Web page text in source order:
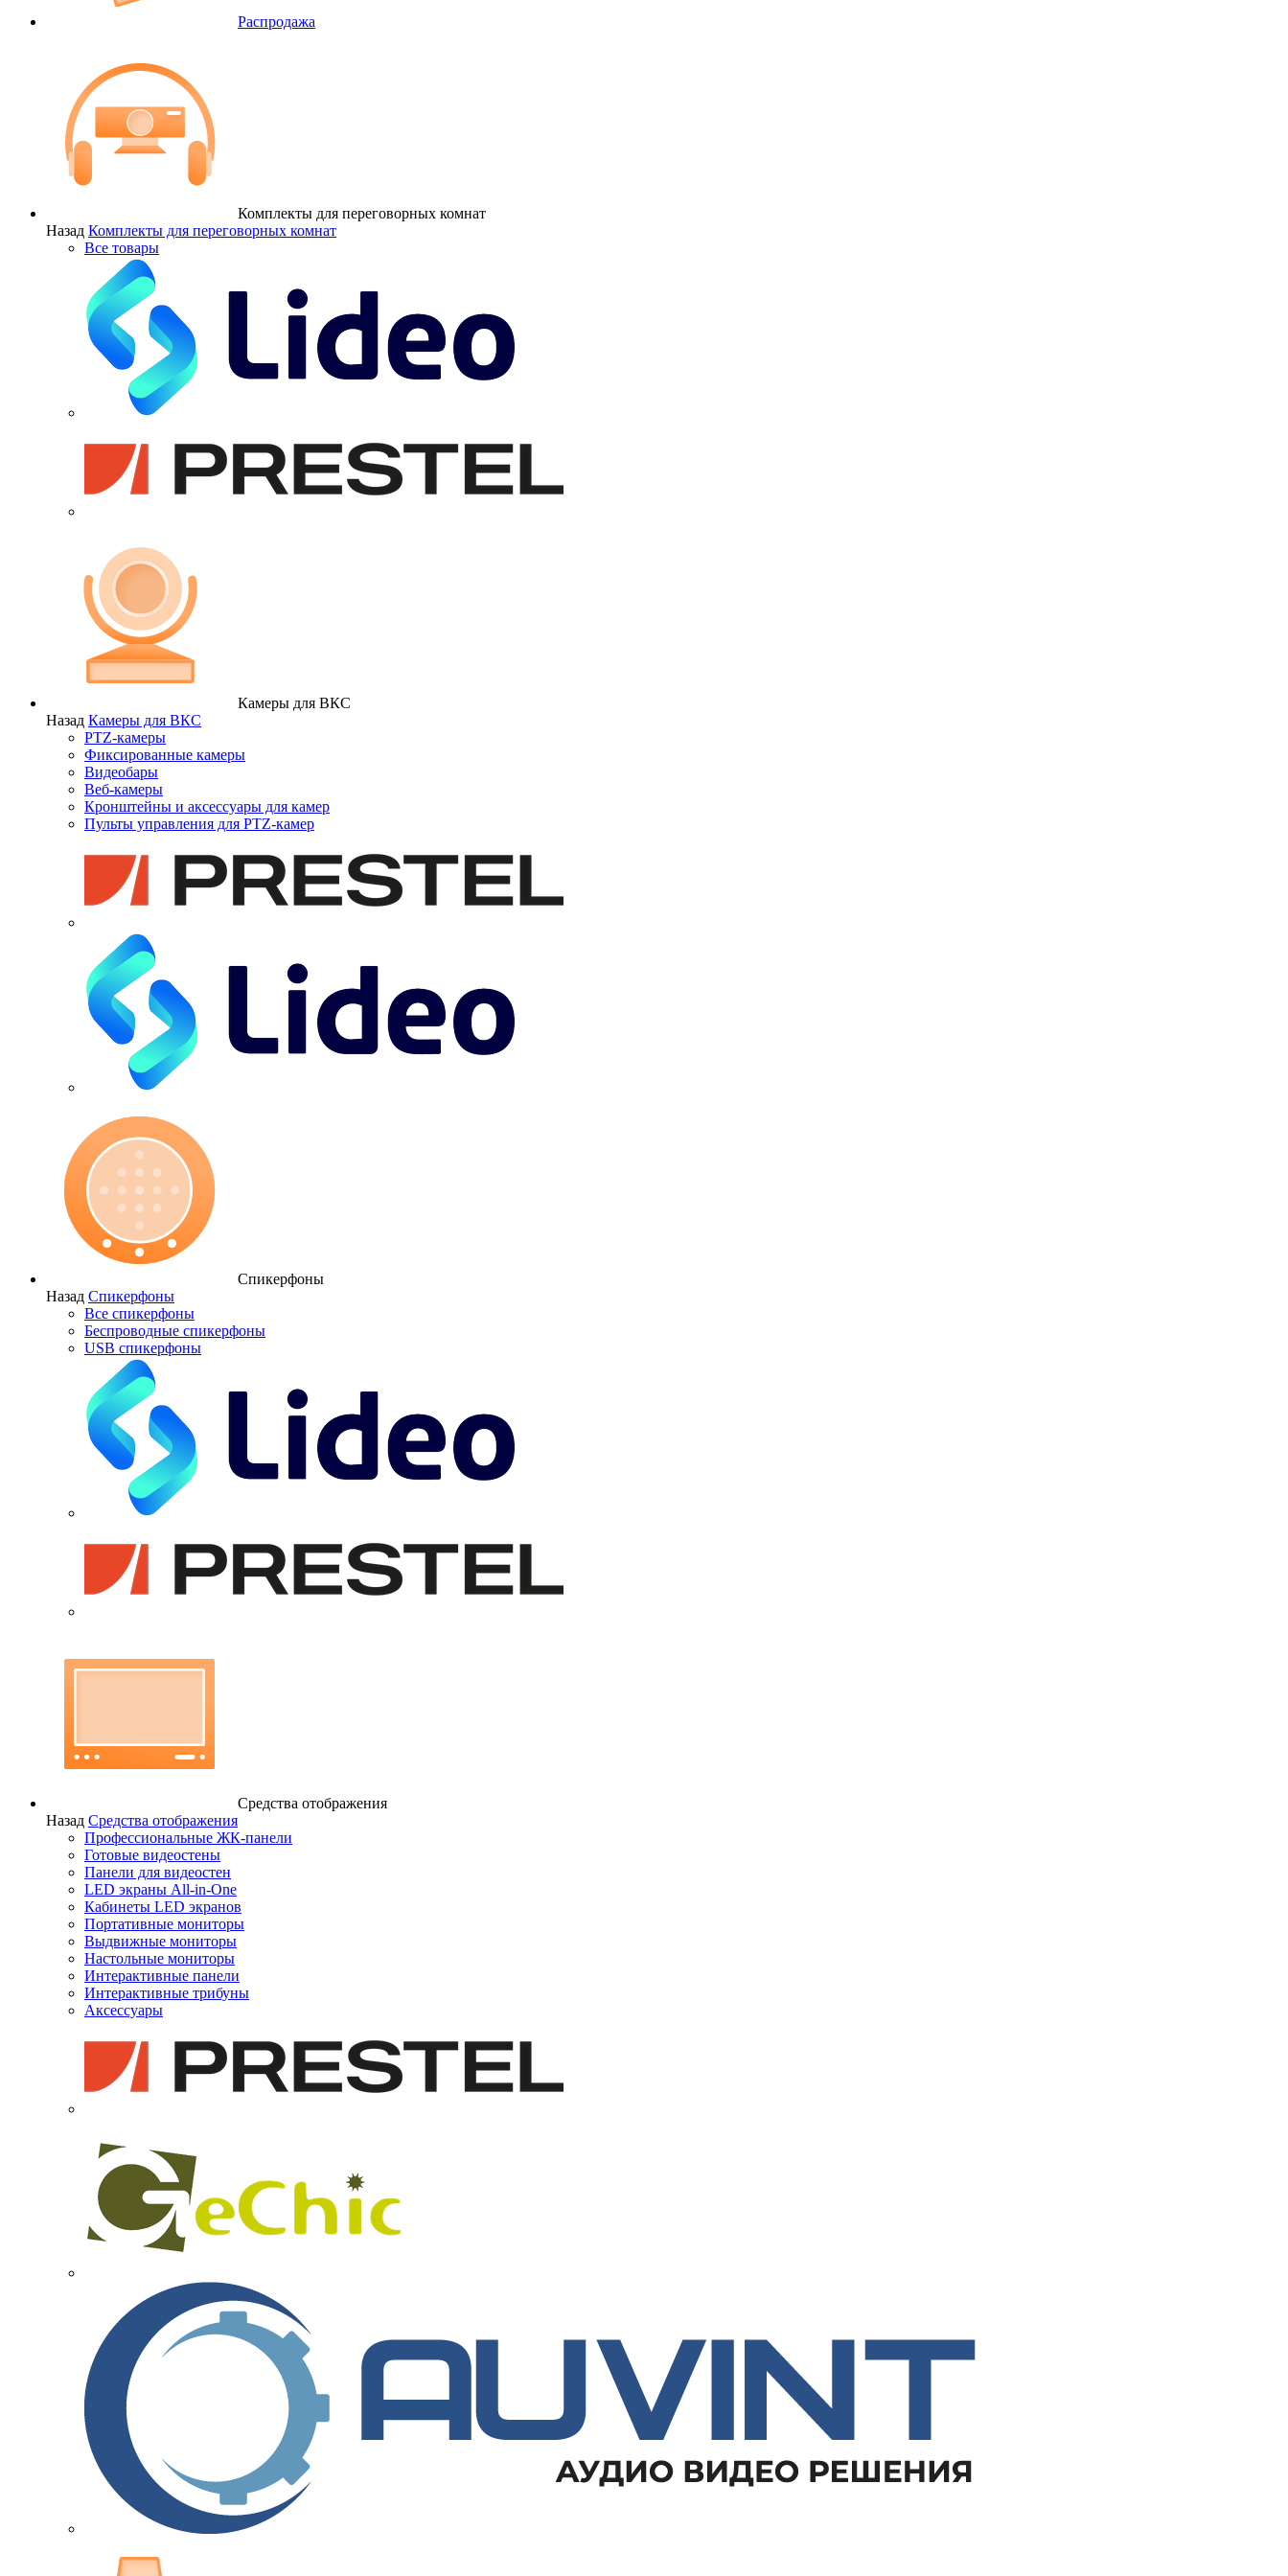
Распродажа
Комплекты для переговорных комнат
Назад Комплекты для переговорных комнат
Все товары
Камеры для ВКС
Назад Камеры для ВКС
PTZ-камеры
Фиксированные камеры
Видеобары
Веб-камеры
Кронштейны и аксессуары для камер
Пульты управления для PTZ-камер
Спикерфоны
Назад Спикерфоны
Все спикерфоны
Беспроводные спикерфоны
USB спикерфоны
Средства отображения
Назад Средства отображения
Профессиональные ЖК-панели
Готовые видеостены
Панели для видеостен
LED экраны All-in-One
Кабинеты LED экранов
Портативные мониторы
Выдвижные мониторы
Настольные мониторы
Интерактивные панели
Интерактивные трибуны
Аксессуары